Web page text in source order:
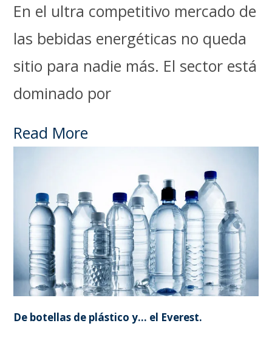
En el ultra competitivo mercado de
las bebidas energéticas no queda
sitio para nadie más. El sector está
dominado por
Read More
De botellas de plástico y… el Everest.